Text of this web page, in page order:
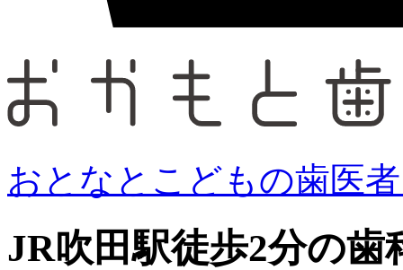
おとなとこどもの歯医
JR吹田駅徒歩2分の歯